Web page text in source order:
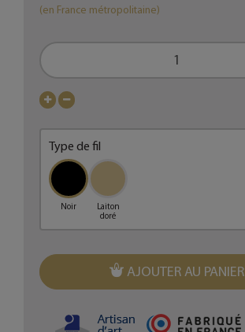
(en France métropolitaine)
Type de fil
Noir
Laiton
doré
AJOUTER AU PANIER